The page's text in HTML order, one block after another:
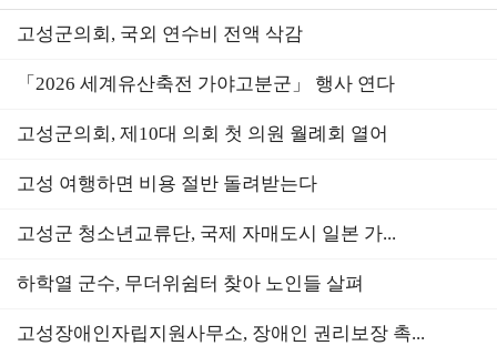
고성군의회, 국외 연수비 전액 삭감
「2026 세계유산축전 가야고분군」 행사 연다
고성군의회, 제10대 의회 첫 의원 월례회 열어
고성 여행하면 비용 절반 돌려받는다
고성군 청소년교류단, 국제 자매도시 일본 가...
하학열 군수, 무더위쉼터 찾아 노인들 살펴
고성장애인자립지원사무소, 장애인 권리보장 촉...